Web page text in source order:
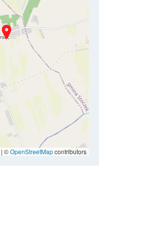
| ©OpenStreetMapcontributors